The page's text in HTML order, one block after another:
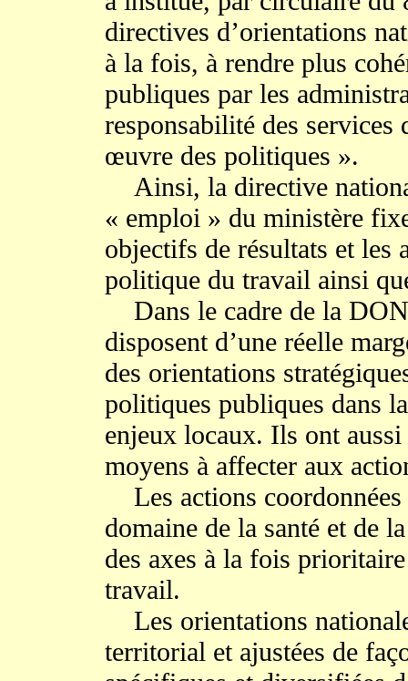
directives d’orientations
à la fois, à rendre plus
publiques par les
responsabilité des services
œuvre des politiques ».
Ainsi, la directive
« emploi » du ministère
objectifs de résultats et les
politique du travail ainsi
Dans le cadre de la
disposent d’une réelle
des orientations
politiques publiques dans
enjeux locaux. Ils ont
moyens à affecter aux
Les actions coordonnées
domaine de la santé et de
des axes à la fois
travail.
Les orientations
territorial et ajustées de